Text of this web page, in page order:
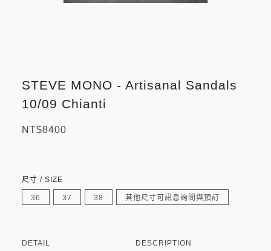
STEVE MONO - Artisanal Sandals
10/09 Chianti
NT$8400
尺寸 / SIZE
36 37 38 其他尺寸可訊息詢問與預訂
DETAIL DESCRIPTION